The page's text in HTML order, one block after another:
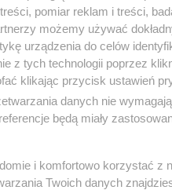
Kwestionariusz
byli pytani m.in. o
liczbę spotkań
ankiety co
mieli niewielkie objawy
pomiar reklam i treści,
możemy używać
urządzenia do celów
z tych technologii poprzez
klikając przycisk ustawień
danych nie
będą miały
i komfortowo korzystać z
Twoich danych